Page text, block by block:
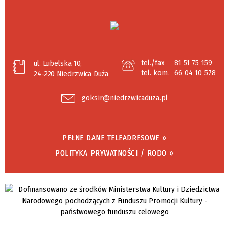
ul. Lubelska 10,
24-220 Niedrzwica Duża
tel./fax
81 51 75 159
tel. kom. 66 04 10 578
goksir@niedrzwicaduza.pl
PEŁNE DANE TELEADRESOWE »
POLITYKA PRYWATNOŚCI / RODO »